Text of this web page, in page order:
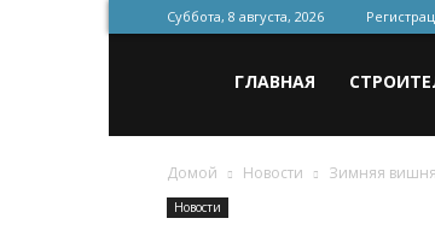
Суббота, 8 августа, 2026
для
ГЛАВНАЯ
Домой Новости Зимняя вишня
Новости